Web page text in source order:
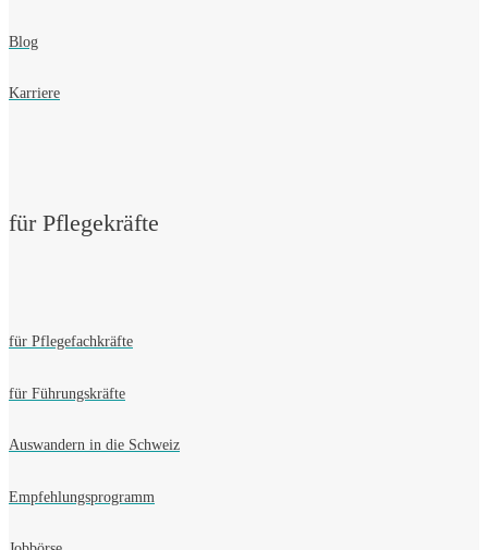
Blog
Karriere
für Pflegekräfte
für Pflegefachkräfte
für Führungskräfte
Auswandern in die Schweiz
Empfehlungsprogramm